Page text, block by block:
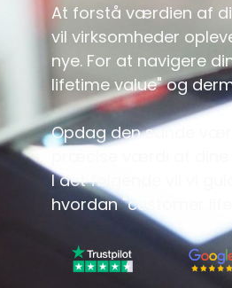
At forstå værdien af
vil virksomheder
nye. For at navigere
lifetime value" og
Opdag den sande
præcise værdi af dine
I det følgende vil vi
hvordan "customer